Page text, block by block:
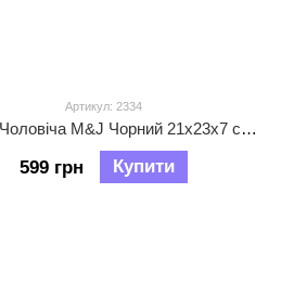
Артикул: 2334
Сумка Чоловіча M&J Чорний 21х23х7 см (2334)
599 грн Купити